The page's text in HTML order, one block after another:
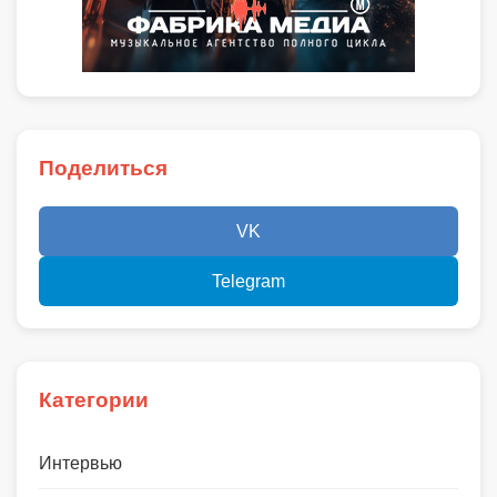
Поделиться
VK
Telegram
Категории
Интервью